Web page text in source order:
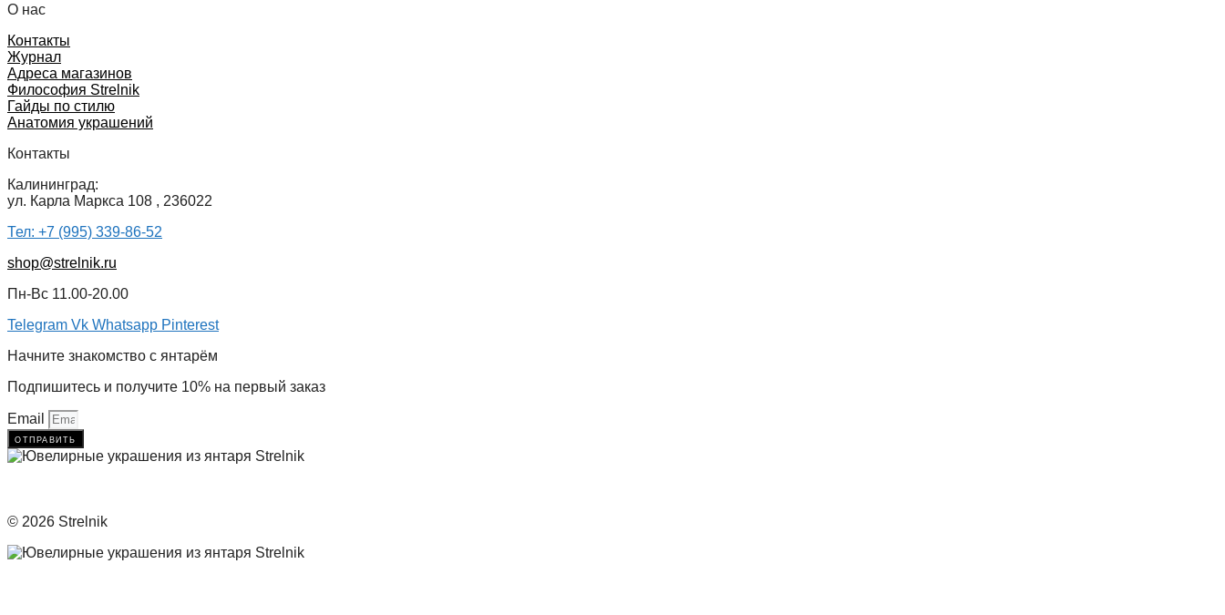
О нас
Контакты
Журнал
Адреса магазинов
Философия Strelnik
Гайды по стилю
Анатомия украшений
Контакты
Калининград:
ул. Карла Маркса 108 , 236022
Тел: +7 (995) 339-86-52
shop@strelnik.ru
Пн-Вс 11.00-20.00
Telegram Vk Whatsapp Pinterest
Начните знакомство с янтарём
Подпишитесь и получите 10% на первый заказ
Email
отправить
© 2026 Strelnik